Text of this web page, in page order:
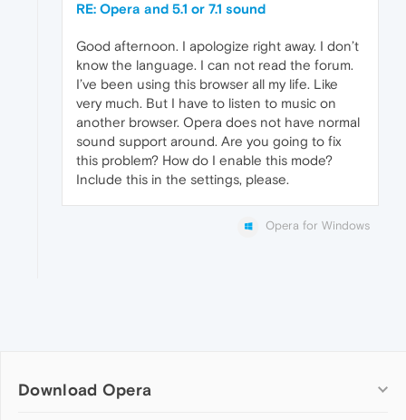
RE: Opera and 5.1 or 7.1 sound
Good afternoon. I apologize right away. I don’t
know the language. I can not read the forum.
I’ve been using this browser all my life. Like
very much. But I have to listen to music on
another browser. Opera does not have normal
sound support around. Are you going to fix
this problem? How do I enable this mode?
Include this in the settings, please.
Opera for Windows
Download Opera